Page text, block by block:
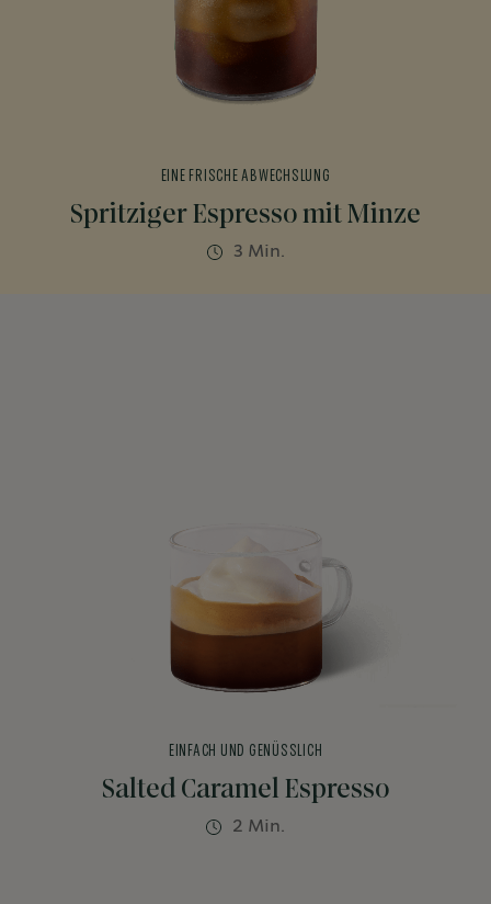
Spritziger Espresso mit Minze
EINE FRISCHE ABWECHSLUNG
3 Min.
Salted Caramel Espresso
EINFACH UND GENÜSSLICH
2 Min.